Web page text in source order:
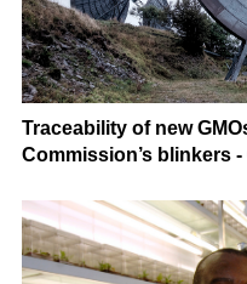
Traceability of new
Commission’s blinkers -